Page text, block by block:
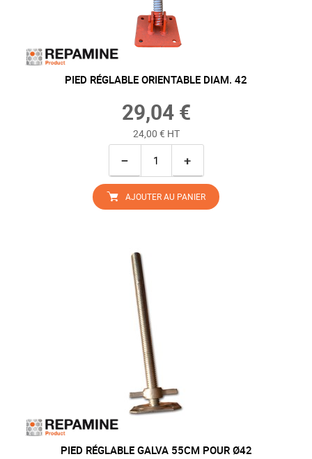
PIED RÉGLABLE ORIENTABLE DIAM. 42
29,04 €
24,00 € HT
− +
AJOUTER AU PANIER
PIED RÉGLABLE GALVA 55CM POUR Ø42